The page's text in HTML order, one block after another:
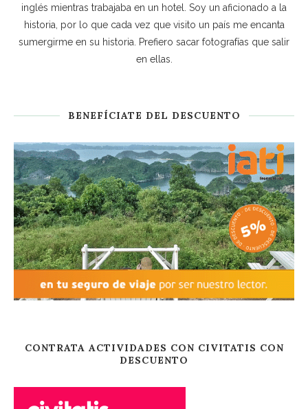
inglés mientras trabajaba en un hotel. Soy un aficionado a la
historia, por lo que cada vez que visito un país me encanta
sumergirme en su historia. Prefiero sacar fotografías que salir
en ellas.
BENEFÍCIATE DEL DESCUENTO
CONTRATA ACTIVIDADES CON CIVITATIS CON
DESCUENTO